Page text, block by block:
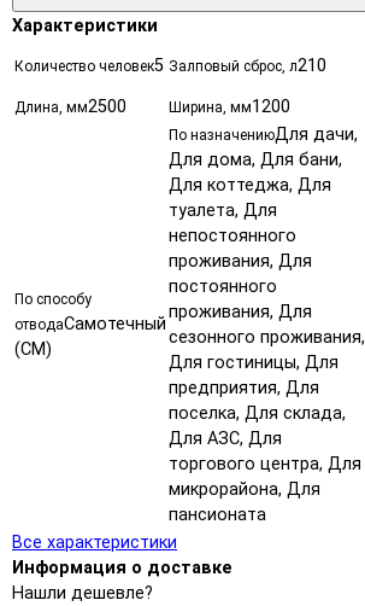
Характеристики
Количество человек5 Залповый сброс, л210
Длина, мм2500 Ширина, мм1200
По способу
отводаСамотечный
(СМ)
По назначениюДля дачи,
Для дома, Для бани,
Для коттеджа, Для
туалета, Для
непостоянного
проживания, Для
постоянного
проживания, Для
сезонного проживания,
Для гостиницы, Для
предприятия, Для
поселка, Для склада,
Для АЗС, Для
торгового центра, Для
микрорайона, Для
пансионата
Все характеристики
Информация о доставке
Нашли дешевле?